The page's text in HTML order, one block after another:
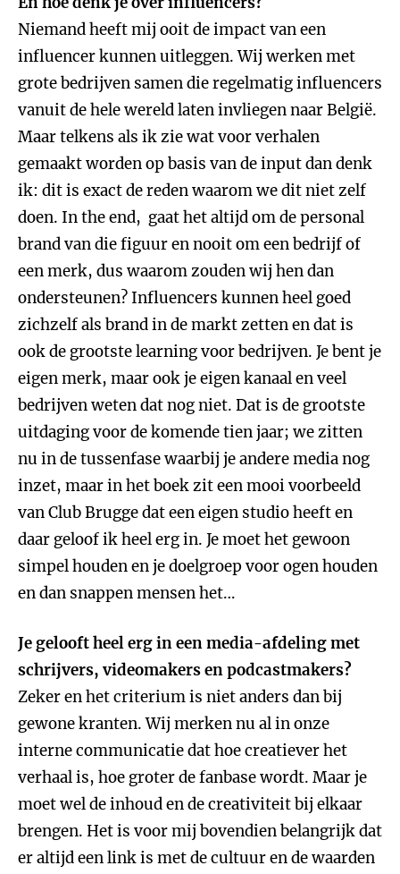
Niemand heeft mij ooit de impact van een
influencer kunnen uitleggen. Wij werken met
grote bedrijven samen die regelmatig influencers
vanuit de hele wereld laten invliegen naar België.
Maar telkens als ik zie wat voor verhalen
gemaakt worden op basis van de input dan denk
ik: dit is exact de reden waarom we dit niet zelf
doen. In the end, gaat het altijd om de personal
brand van die figuur en nooit om een bedrijf of
een merk, dus waarom zouden wij hen dan
ondersteunen? Influencers kunnen heel goed
zichzelf als brand in de markt zetten en dat is
ook de grootste learning voor bedrijven. Je bent je
eigen merk, maar ook je eigen kanaal en veel
bedrijven weten dat nog niet. Dat is de grootste
uitdaging voor de komende tien jaar; we zitten
nu in de tussenfase waarbij je andere media nog
inzet, maar in het boek zit een mooi voorbeeld
van Club Brugge dat een eigen studio heeft en
daar geloof ik heel erg in. Je moet het gewoon
simpel houden en je doelgroep voor ogen houden
en dan snappen mensen het…
Je gelooft heel erg in een media-afdeling met
schrijvers, videomakers en podcastmakers?
Zeker en het criterium is niet anders dan bij
gewone kranten. Wij merken nu al in onze
interne communicatie dat hoe creatiever het
verhaal is, hoe groter de fanbase wordt. Maar je
moet wel de inhoud en de creativiteit bij elkaar
brengen. Het is voor mij bovendien belangrijk dat
er altijd een link is met de cultuur en de waarden